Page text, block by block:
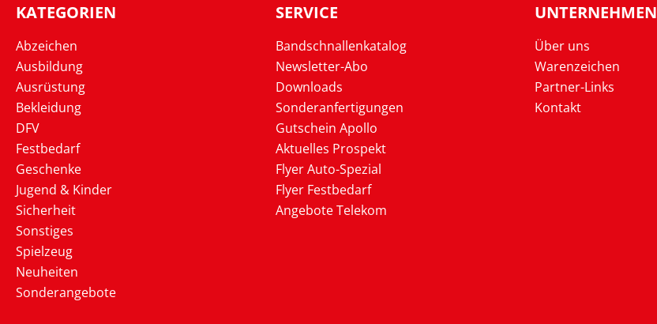
KATEGORIEN
Abzeichen
Ausbildung
Ausrüstung
Bekleidung
DFV
Festbedarf
Geschenke
Jugend & Kinder
Sicherheit
Sonstiges
Spielzeug
Neuheiten
Sonderangebote
SERVICE
Bandschnallenkatalog
Newsletter-Abo
Downloads
Sonderanfertigungen
Gutschein Apollo
Aktuelles Prospekt
Flyer Auto-Spezial
Flyer Festbedarf
Angebote Telekom
UNTERNEHMEN
Über uns
Warenzeichen
Partner-Links
Kontakt